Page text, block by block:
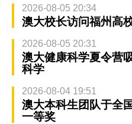
2026-08-05 20:34
澳大校长访问福州高
2026-08-05 20:31
澳大健康科学夏令营
科学
2026-08-04 19:51
澳大本科生团队于全
一等奖